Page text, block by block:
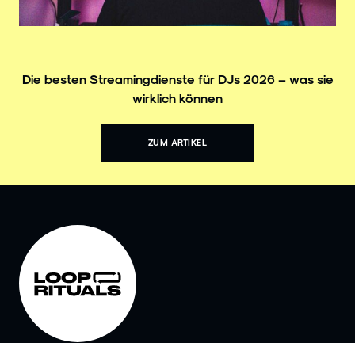
Die besten Streamingdienste für DJs 2026 – was sie
wirklich können
ZUM ARTIKEL